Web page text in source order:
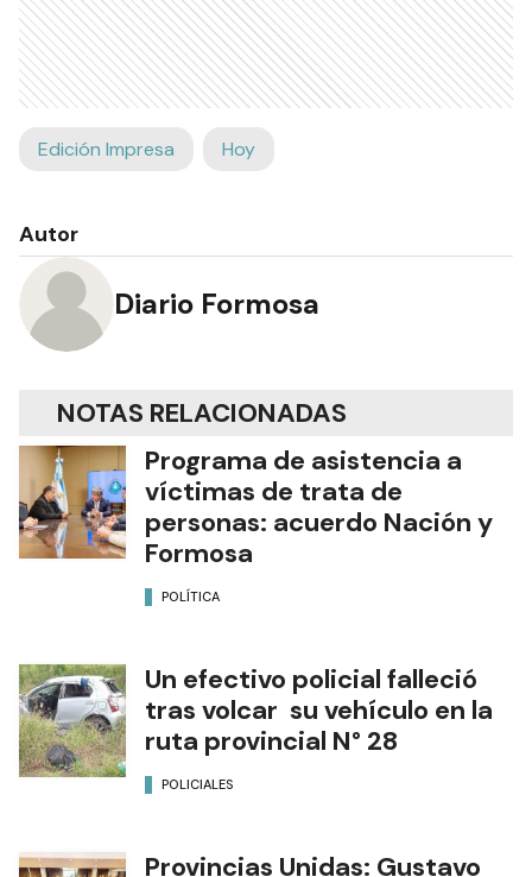
Edición Impresa Hoy
Autor
Diario Formosa
NOTAS RELACIONADAS
Programa de asistencia a
víctimas de trata de
personas: acuerdo Nación y
Formosa
POLÍTICA
Un efectivo policial falleció
tras volcar su vehículo en la
ruta provincial N° 28
POLICIALES
Provincias Unidas: Gustavo